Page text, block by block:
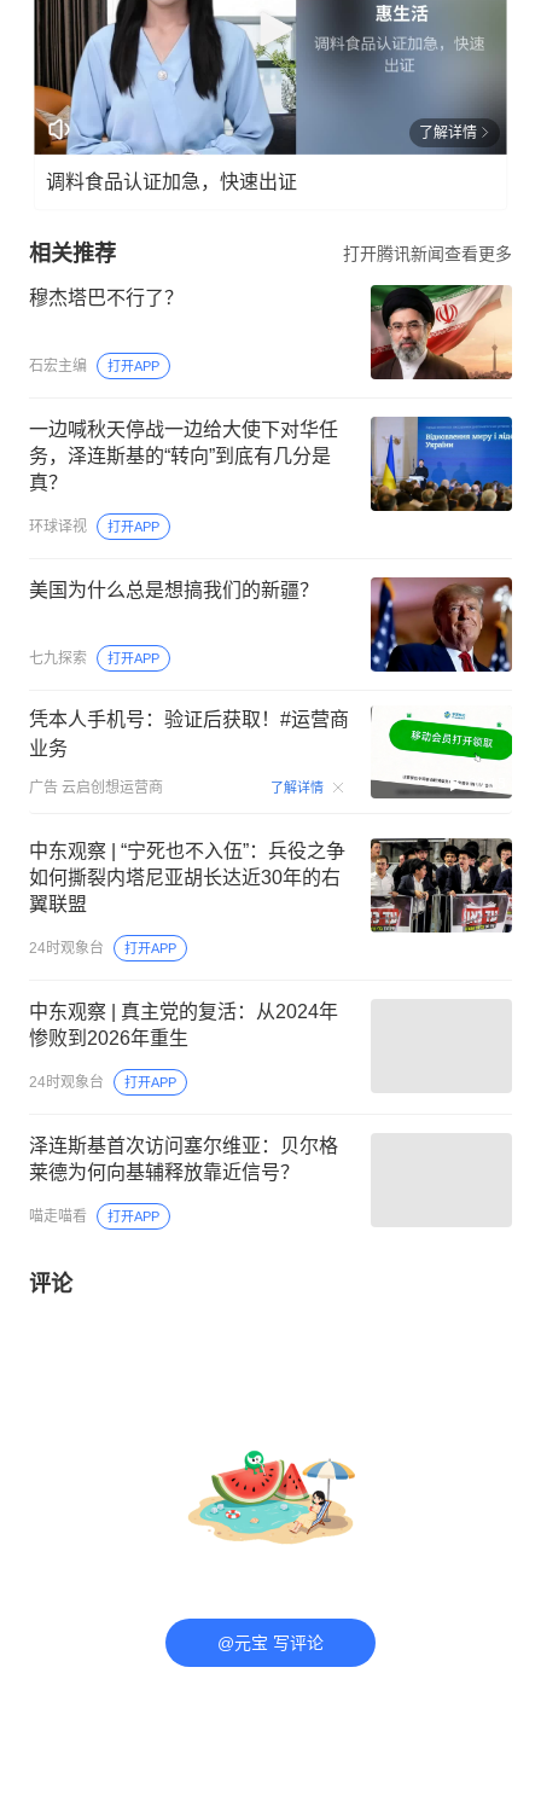
了解详情
调料食品认证加急，快速出证
相关推荐 打开腾讯新闻查看更多
穆杰塔巴不行了？
石宏主编 打开APP
一边喊秋天停战一边给大使下对华任
务，泽连斯基的“转向”到底有几分是
真？
环球译视 打开APP
美国为什么总是想搞我们的新疆？
七九探索 打开APP
凭本人手机号：验证后获取！#运营商
业务
广告 云启创想运营商 了解详情 00:15
中东观察 | “宁死也不入伍”：兵役之争
如何撕裂内塔尼亚胡长达近30年的右
翼联盟
24时观象台 打开APP
中东观察 | 真主党的复活：从2024年
惨败到2026年重生
24时观象台 打开APP
泽连斯基首次访问塞尔维亚：贝尔格
莱德为何向基辅释放靠近信号？
喵走喵看 打开APP
评论
@元宝 写评论